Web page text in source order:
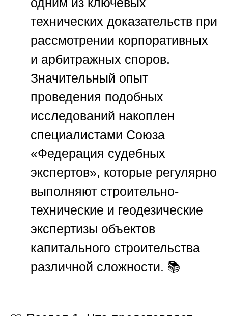
технических доказательств при
рассмотрении корпоративных
и арбитражных споров.
Значительный опыт
проведения подобных
исследований накоплен
специалистами Союза
«Федерация судебных
экспертов», которые регулярно
выполняют строительно-
технические и геодезические
экспертизы объектов
капитального строительства
различной сложности. 📚